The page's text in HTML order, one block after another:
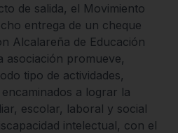
de salida, el Movimiento
entrega de un cheque
Alcalareña de Educación
asociación promueve,
tipo de actividades,
a lograr la
escolar, laboral y social
intelectual, con el